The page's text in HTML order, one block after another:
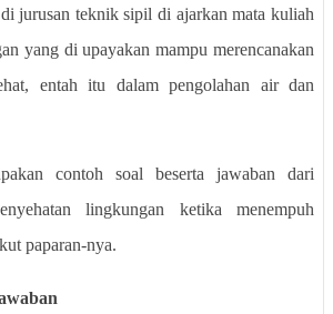
jurusan teknik sipil di ajarkan mata kuliah
yang di upayakan mampu merencanakan
entah itu dalam pengolahan air dan
contoh soal beserta jawaban dari
lingkungan ketika menempuh
paparan-nya.